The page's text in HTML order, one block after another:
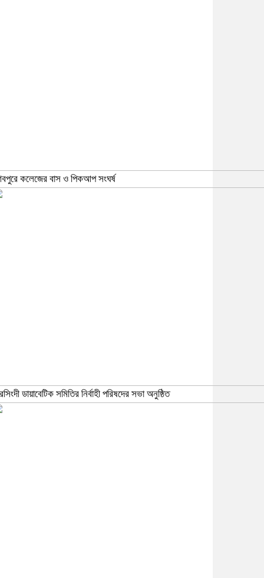
কলেজের বাস ও পিকআপ সংঘর্ষ
ডায়াবেটিক সমিতির নির্বাহী পরিষদের সভা অনুষ্ঠিত